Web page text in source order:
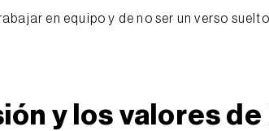
en equipo y de no ser un verso
y los valores de